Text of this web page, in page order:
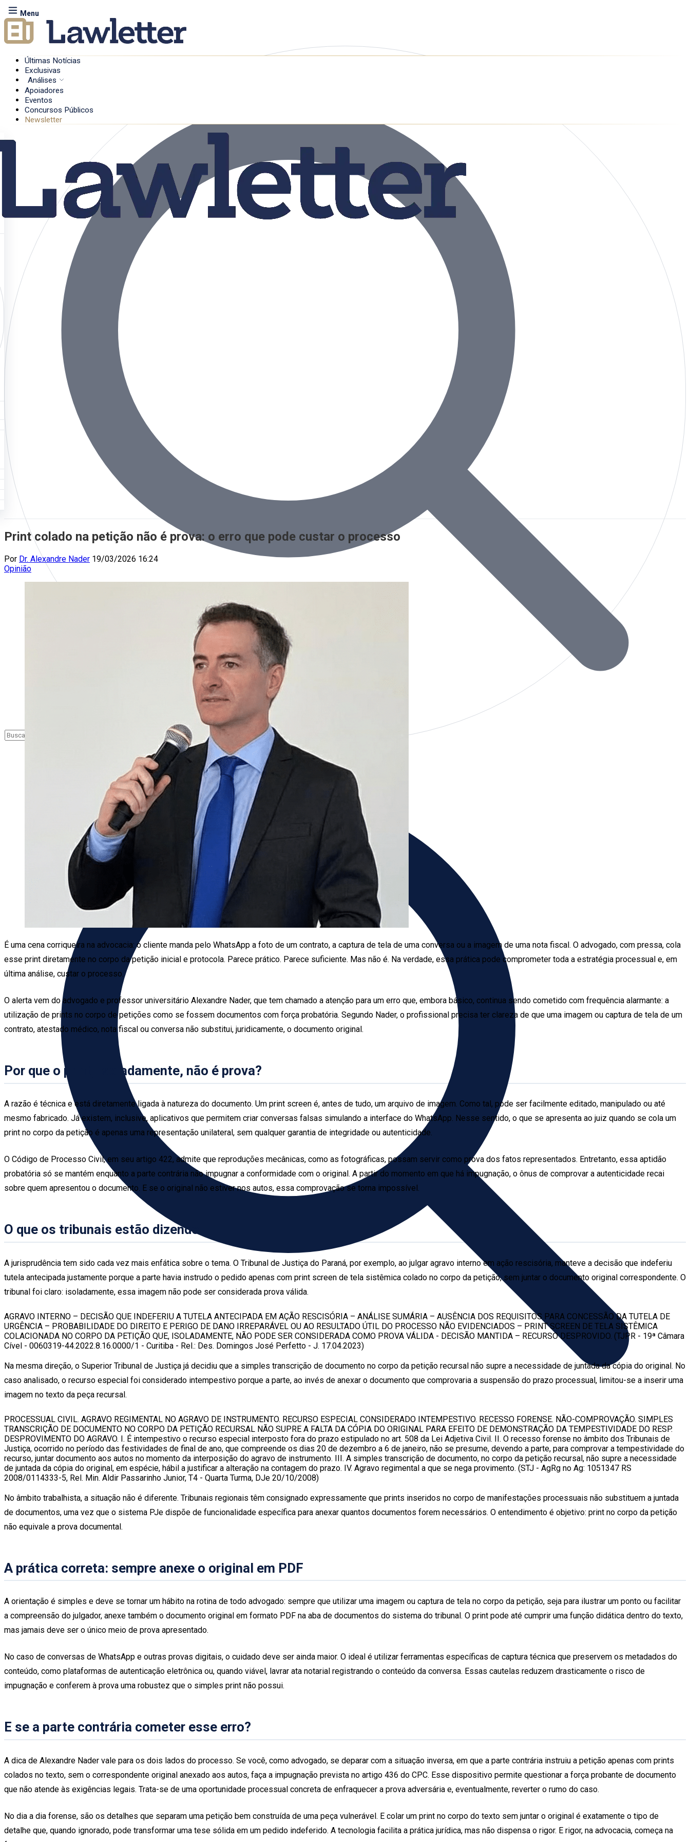
Menu
Últimas Notícias
Exclusivas
Análises
Apoiadores
Eventos
Concursos Públicos
Newsletter
Print colado na petição não é prova: o erro que pode custar o processo
Por Dr. Alexandre Nader 19/03/2026 16:24
Opinião
É uma cena corriqueira na advocacia: o cliente manda pelo WhatsApp a foto de um contrato, a captura de tela de uma conversa ou a imagem de uma nota fiscal. O advogado, com pressa, cola
esse print diretamente no corpo da petição inicial e protocola. Parece prático. Parece suficiente. Mas não é. Na verdade, essa prática pode comprometer toda a estratégia processual e, em
última análise, custar o processo.
O alerta vem do advogado e professor universitário Alexandre Nader, que tem chamado a atenção para um erro que, embora básico, continua sendo cometido com frequência alarmante: a
utilização de prints no corpo de petições como se fossem documentos com força probatória. Segundo Nader, o profissional precisa ter clareza de que uma imagem ou captura de tela de um
contrato, atestado médico, nota fiscal ou conversa não substitui, juridicamente, o documento original.
Por que o print, isoladamente, não é prova?
A razão é técnica e está diretamente ligada à natureza do documento. Um print screen é, antes de tudo, um arquivo de imagem. Como tal, pode ser facilmente editado, manipulado ou até
mesmo fabricado. Já existem, inclusive, aplicativos que permitem criar conversas falsas simulando a interface do WhatsApp. Nesse sentido, o que se apresenta ao juiz quando se cola um
print no corpo da petição é apenas uma representação unilateral, sem qualquer garantia de integridade ou autenticidade.
O Código de Processo Civil, em seu artigo 422, admite que reproduções mecânicas, como as fotográficas, possam servir como prova dos fatos representados. Entretanto, essa aptidão
probatória só se mantém enquanto a parte contrária não impugnar a conformidade com o original. A partir do momento em que há impugnação, o ônus de comprovar a autenticidade recai
sobre quem apresentou o documento. E se o original não estiver nos autos, essa comprovação se torna impossível.
O que os tribunais estão dizendo
A jurisprudência tem sido cada vez mais enfática sobre o tema. O Tribunal de Justiça do Paraná, por exemplo, ao julgar agravo interno em ação rescisória, manteve a decisão que indeferiu
tutela antecipada justamente porque a parte havia instrudo o pedido apenas com print screen de tela sistêmica colado no corpo da petição, sem juntar o documento original correspondente. O
tribunal foi claro: isoladamente, essa imagem não pode ser considerada prova válida.
AGRAVO INTERNO – DECISÃO QUE INDEFERIU A TUTELA ANTECIPADA EM AÇÃO RESCISÓRIA – ANÁLISE SUMÁRIA – AUSÊNCIA DOS REQUISITOS PARA CONCESSÃO DA TUTELA DE
URGÊNCIA – PROBABILIDADE DO DIREITO E PERIGO DE DANO IRREPARÁVEL OU AO RESULTADO ÚTIL DO PROCESSO NÃO EVIDENCIADOS – PRINT SCREEN DE TELA SISTÊMICA
COLACIONADA NO CORPO DA PETIÇÃO QUE, ISOLADAMENTE, NÃO PODE SER CONSIDERADA COMO PROVA VÁLIDA - DECISÃO MANTIDA – RECURSO DESPROVIDO. (TJPR - 19ª Câmara
Cível - 0060319-44.2022.8.16.0000/1 - Curitiba - Rel.: Des. Domingos José Perfetto - J. 17.04.2023)
Na mesma direção, o Superior Tribunal de Justiça já decidiu que a simples transcrição de documento no corpo da petição recursal não supre a necessidade de juntada da cópia do original. No
caso analisado, o recurso especial foi considerado intempestivo porque a parte, ao invés de anexar o documento que comprovaria a suspensão do prazo processual, limitou-se a inserir uma
imagem no texto da peça recursal.
PROCESSUAL CIVIL. AGRAVO REGIMENTAL NO AGRAVO DE INSTRUMENTO. RECURSO ESPECIAL CONSIDERADO INTEMPESTIVO. RECESSO FORENSE. NÃO-COMPROVAÇÃO. SIMPLES
TRANSCRIÇÃO DE DOCUMENTO NO CORPO DA PETIÇÃO RECURSAL NÃO SUPRE A FALTA DA CÓPIA DO ORIGINAL PARA EFEITO DE DEMONSTRAÇÃO DA TEMPESTIVIDADE DO RESP.
DESPROVIMENTO DO AGRAVO. I. É intempestivo o recurso especial interposto fora do prazo estipulado no art. 508 da Lei Adjetiva Civil. II. O recesso forense no âmbito dos Tribunais de
Justiça, ocorrido no período das festividades de final de ano, que compreende os dias 20 de dezembro a 6 de janeiro, não se presume, devendo a parte, para comprovar a tempestividade do
recurso, juntar documento aos autos no momento da interposição do agravo de instrumento. III. A simples transcrição de documento, no corpo da petição recursal, não supre a necessidade
de juntada da cópia do original, em espécie, hábil a justificar a alteração na contagem do prazo. IV. Agravo regimental a que se nega provimento. (STJ - AgRg no Ag: 1051347 RS
2008/0114333-5, Rel. Min. Aldir Passarinho Junior, T4 - Quarta Turma, DJe 20/10/2008)
No âmbito trabalhista, a situação não é diferente. Tribunais regionais têm consignado expressamente que prints inseridos no corpo de manifestações processuais não substituem a juntada
de documentos, uma vez que o sistema PJe dispõe de funcionalidade específica para anexar quantos documentos forem necessários. O entendimento é objetivo: print no corpo da petição
não equivale a prova documental.
A prática correta: sempre anexe o original em PDF
A orientação é simples e deve se tornar um hábito na rotina de todo advogado: sempre que utilizar uma imagem ou captura de tela no corpo da petição, seja para ilustrar um ponto ou facilitar
a compreensão do julgador, anexe também o documento original em formato PDF na aba de documentos do sistema do tribunal. O print pode até cumprir uma função didática dentro do texto,
mas jamais deve ser o único meio de prova apresentado.
No caso de conversas de WhatsApp e outras provas digitais, o cuidado deve ser ainda maior. O ideal é utilizar ferramentas específicas de captura técnica que preservem os metadados do
conteúdo, como plataformas de autenticação eletrônica ou, quando viável, lavrar ata notarial registrando o conteúdo da conversa. Essas cautelas reduzem drasticamente o risco de
impugnação e conferem à prova uma robustez que o simples print não possui.
E se a parte contrária cometer esse erro?
A dica de Alexandre Nader vale para os dois lados do processo. Se você, como advogado, se deparar com a situação inversa, em que a parte contrária instruiu a petição apenas com prints
colados no texto, sem o correspondente original anexado aos autos, faça a impugnação prevista no artigo 436 do CPC. Esse dispositivo permite questionar a força probante de documento
que não atende às exigências legais. Trata-se de uma oportunidade processual concreta de enfraquecer a prova adversária e, eventualmente, reverter o rumo do caso.
No dia a dia forense, são os detalhes que separam uma petição bem construída de uma peça vulnerável. E colar um print no corpo do texto sem juntar o original é exatamente o tipo de
detalhe que, quando ignorado, pode transformar uma tese sólida em um pedido indeferido. A tecnologia facilita a prática jurídica, mas não dispensa o rigor. E rigor, na advocacia, começa na